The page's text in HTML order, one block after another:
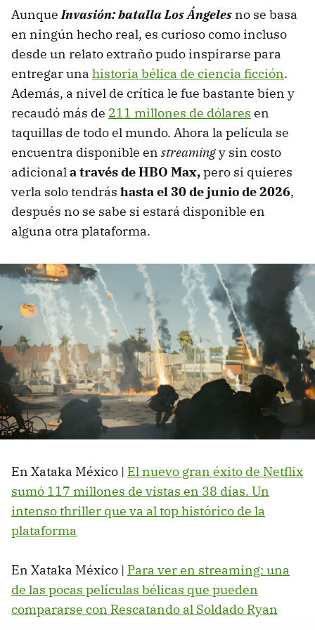
AunqueInvasión: batalla Los Ángeles no se basa
en ningún hecho real, es curioso como incluso
desde un relato extraño pudo inspirarse para
entregar una historia bélica de ciencia ficción.
Además, a nivel de crítica le fue bastante bien y
recaudó más de 211 millones de dólares en
taquillas de todo el mundo. Ahora la película se
encuentra disponible en streamingy sin costo
adicionala través de HBO Max,pero si quieres
verla solo tendrás hasta el 30 de junio de 2026,
después no se sabe si estará disponible en
alguna otra plataforma.
En Xataka México | El nuevo gran éxito de Netflix
sumó 117 millones de vistas en 38 días. Un
intenso thriller que va al top histórico de la
plataforma
En Xataka México | Para ver en streaming: una
de las pocas películas bélicas que pueden
compararse con Rescatando al Soldado Ryan